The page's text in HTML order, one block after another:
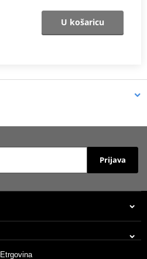
U košaricu
Prijava
Etrgovina